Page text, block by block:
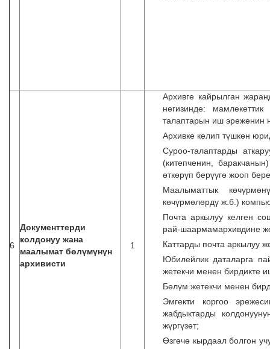
6
Документтерди
колдонуу жана
маалымат бөлүмүнүн
архивисти
1
Архивге кайрылган
негизинде:
талаптарын иш эреженин
Архивке келип түшкөн
Суроо-талаптарды
(китепченин,
өткөрүп берүүгө жооп
Маалыматтык
көчүрмөлөрдү ж.б.)
Почта аркылуу келген
рай-шаармамархивдине
Каттарды почта аркылуу
Юбилейлик даталарга
жетекчи менен бирдикте
Бөлүм жетекчи менен
Эмгекти коргоо
жабдыктарды
жүргүзөт;
Өзгөчө кырдаал болгон